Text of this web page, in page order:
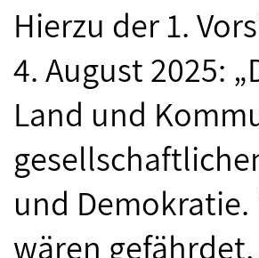
Hierzu der 1.
4. August 2025:
Land und
und
wären